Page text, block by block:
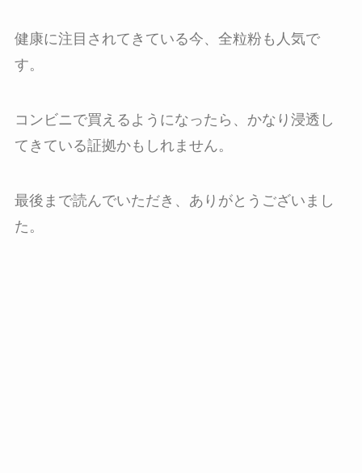
健康に注目されてきている今、全粒粉も人気で
す。
コンビニで買えるようになったら、かなり浸透し
てきている証拠かもしれません。
最後まで読んでいただき、ありがとうございまし
た。